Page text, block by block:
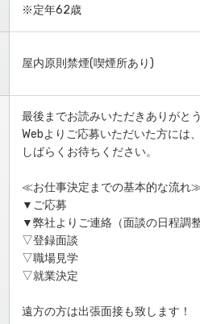
※定年62歳
屋内原則禁煙(喫煙所あり)
最後までお読みいただきありがと
Webよりご応募いただいた方には
しばらくお待ちください。
≪お仕事決定までの基本的な流れ
▼ご応募
▼弊社よりご連絡（面談の日程調整
▽登録面談
▽職場見学
▽就業決定
遠方の方は出張面接も致します！